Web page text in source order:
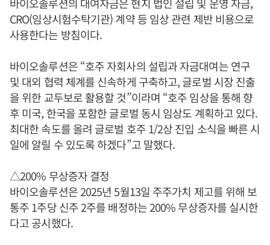
CRO(임상시험수탁기관) 계약 등 임상 관련 제반 비용으로
사용한다는 방침이다.
바이오솔루션은 “호주 자회사의 설립과 자금대여는 연구
및 대외 협력 체계를 신속하게 구축하고, 글로벌 시장 진출
을 위한 교두보로 활용할 것”이라며 “호주 임상을 통해 향
후 미국, 한국을 포함한 글로벌 동시 임상도 계획하고 있다.
최대한 속도를 올려 글로벌 호주 1/2상 진입 소식을 빠른 시
일에 알릴 수 있도록 하겠다”고 말했다.
△200% 무상증자 결정
바이오솔루션은 2025년 5월13일 주주가치 제고를 위해 보
통주 1주당 신주 2주를 배정하는 200% 무상증자를 실시한
다고 공시했다.